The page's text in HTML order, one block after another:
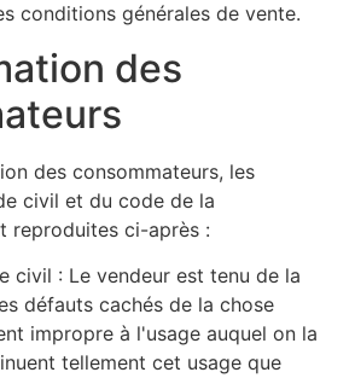
conditions générales de vente.
des
des consommateurs, les
civil et du code de la
reproduites ci-après :
civil : Le vendeur est tenu de la
défauts cachés de la chose
impropre à l'usage auquel on la
tellement cet usage que